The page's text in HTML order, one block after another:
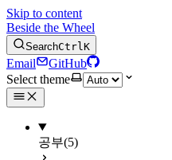
Skip to content
Beside the Wheel
SearchCtrlK
Email
GitHub
Select theme
공부(5)